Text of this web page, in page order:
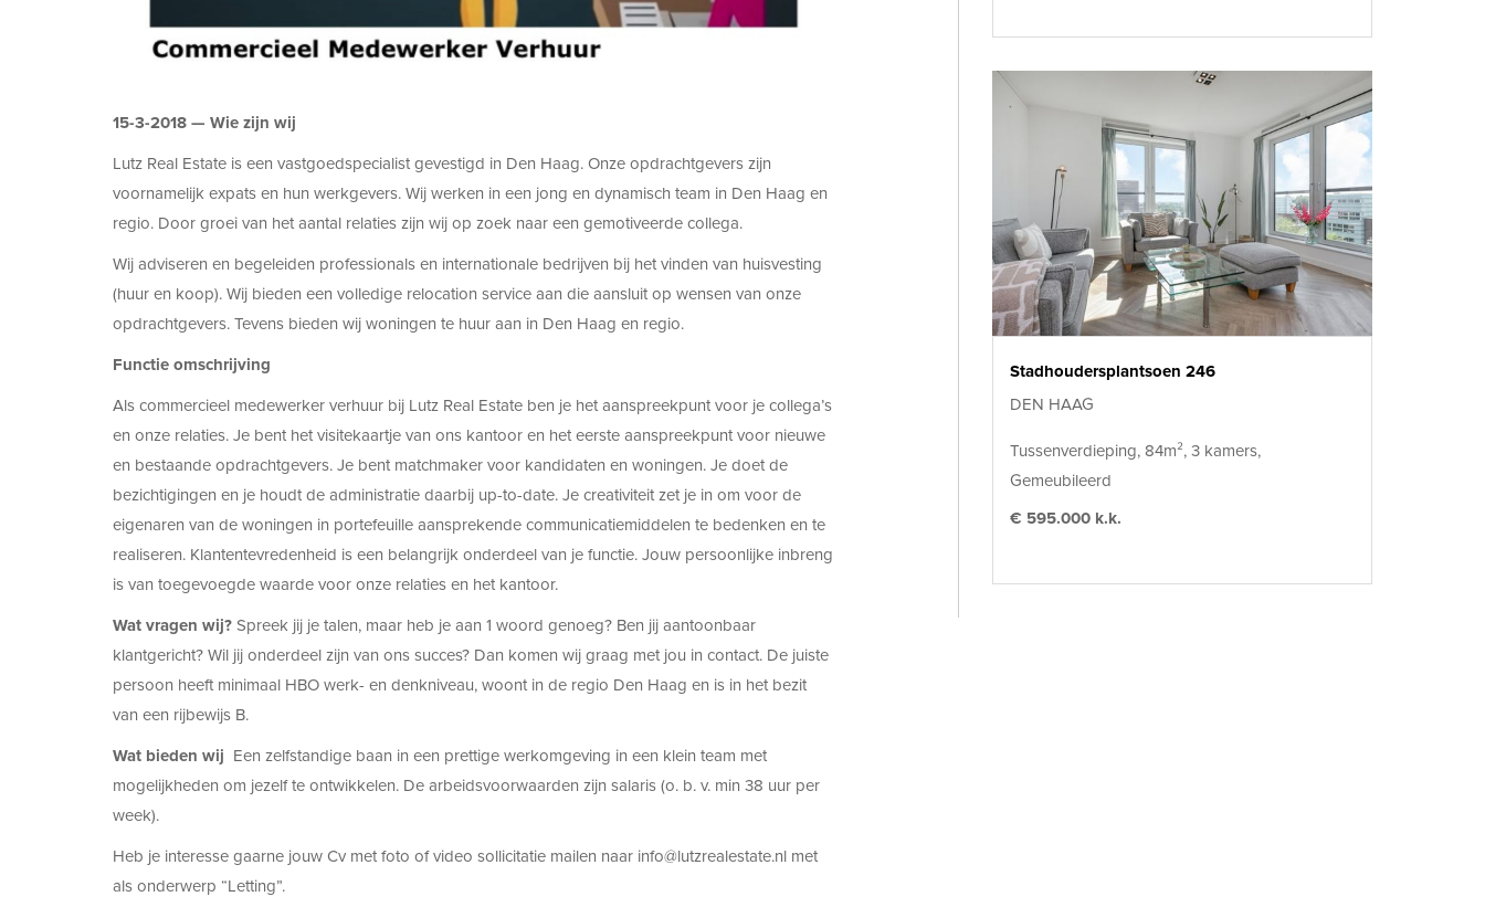
15-3-2018 — Wie zijn wij
Lutz Real Estate is een vastgoedspecialist gevestigd in Den Haag. Onze opdrachtgevers zijn
voornamelijk expats en hun werkgevers. Wij werken in een jong en dynamisch team in Den Haag en
regio. Door groei van het aantal relaties zijn wij op zoek naar een gemotiveerde collega.
Wij adviseren en begeleiden professionals en internationale bedrijven bij het vinden van huisvesting
(huur en koop). Wij bieden een volledige relocation service aan die aansluit op wensen van onze
opdrachtgevers. Tevens bieden wij woningen te huur aan in Den Haag en regio.
Functie omschrijving
Als commercieel medewerker verhuur bij Lutz Real Estate ben je het aanspreekpunt voor je collega’s
en onze relaties. Je bent het visitekaartje van ons kantoor en het eerste aanspreekpunt voor nieuwe
en bestaande opdrachtgevers. Je bent matchmaker voor kandidaten en woningen. Je doet de
bezichtigingen en je houdt de administratie daarbij up-to-date. Je creativiteit zet je in om voor de
eigenaren van de woningen in portefeuille aansprekende communicatiemiddelen te bedenken en te
realiseren. Klantentevredenheid is een belangrijk onderdeel van je functie. Jouw persoonlijke inbreng
is van toegevoegde waarde voor onze relaties en het kantoor.
Wat vragen wij? Spreek jij je talen, maar heb je aan 1 woord genoeg? Ben jij aantoonbaar
klantgericht? Wil jij onderdeel zijn van ons succes? Dan komen wij graag met jou in contact. De juiste
persoon heeft minimaal HBO werk- en denkniveau, woont in de regio Den Haag en is in het bezit
van een rijbewijs B.
Wat bieden wij Een zelfstandige baan in een prettige werkomgeving in een klein team met
mogelijkheden om jezelf te ontwikkelen. De arbeidsvoorwaarden zijn salaris (o. b. v. min 38 uur per
week).
Heb je interesse gaarne jouw Cv met foto of video sollicitatie mailen naar info@lutzrealestate.nl met
als onderwerp “Letting”.
Stadhoudersplantsoen 246
DEN HAAG
Tussenverdieping, 84m², 3 kamers,
Gemeubileerd
€ 595.000 k.k.